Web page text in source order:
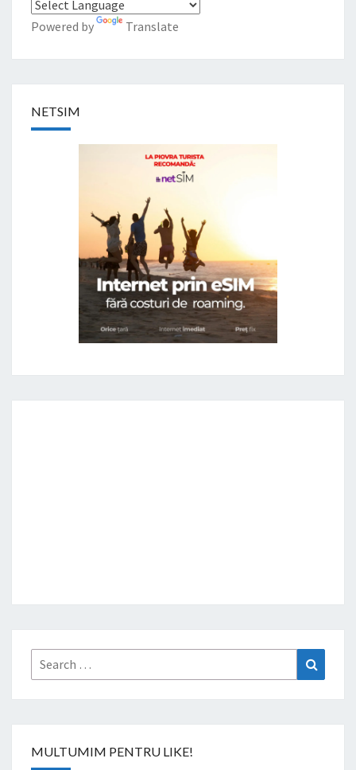
Powered by Translate
NETSIM
Search
for:
MULTUMIM PENTRU LIKE!